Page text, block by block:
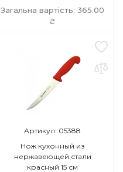
Загальна вартість: 365.00
₴
Артикул: 05388
Нож кухонный из
нержавеющей стали
красный 15 см